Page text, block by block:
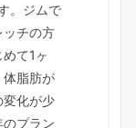
。ジムで
ッチの方
て1ヶ
体脂肪が
変化が少
のプラン